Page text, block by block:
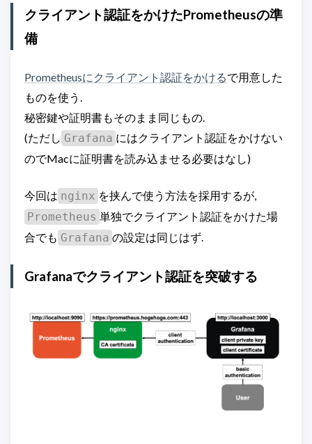
クライアント認証をかけたPrometheusの準
備
Prometheusにクライアント認証をかけるで用意した
ものを使う.
秘密鍵や証明書もそのまま同じもの.
(ただし Grafana にはクライアント認証をかけない
のでMacに証明書を読み込ませる必要はなし)
今回は nginx を挟んで使う方法を採用するが,
Prometheus 単独でクライアント認証をかけた場
合でも Grafana の設定は同じはず.
Grafanaでクライアント認証を突破する